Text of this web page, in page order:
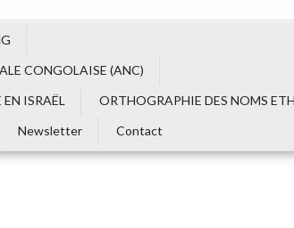
CONGOLAISE (ANC)
ISRAËL
ORTHOGRAPHIE DES NOMS
Newsletter Contact